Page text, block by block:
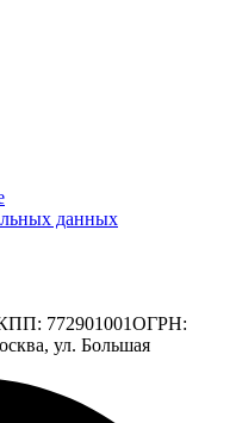
данных
772901001ОГРН:
ул. Большая